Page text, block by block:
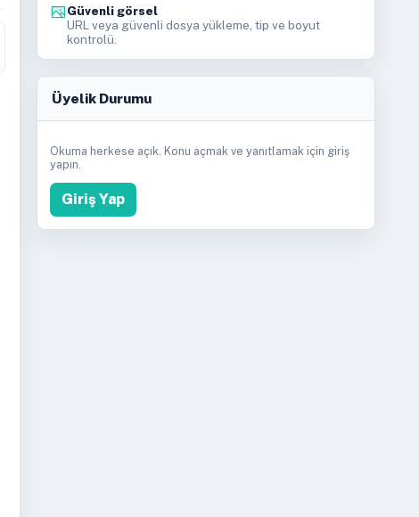
Güvenli görsel
URL veya güvenli dosya yükleme, tip ve boyut
kontrolü.
Üyelik Durumu
Okuma herkese açık. Konu açmak ve yanıtlamak için giriş
yapın.
Giriş Yap